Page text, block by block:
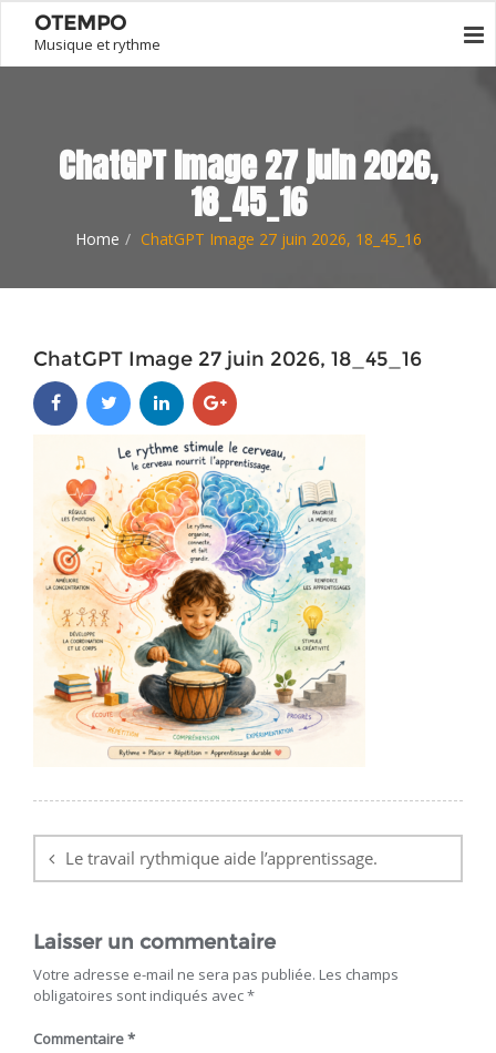
OTEMPO
Musique et rythme
ChatGPT Image 27 juin 2026,
18_45_16
Home ChatGPT Image 27 juin 2026, 18_45_16
ChatGPT Image 27 juin 2026, 18_45_16
de
l’article
Le travail rythmique aide l’apprentissage.
Laisser un commentaire
Votre adresse e-mail ne sera pas publiée. Les champs
obligatoires sont indiqués avec*
Commentaire*